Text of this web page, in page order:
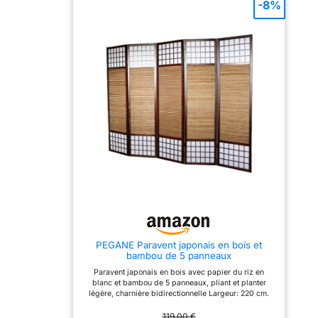
charnières métalliques
solides, livré prêt à
l’emploi. Pliable et
pratique – Se déplace et
se range facilement,
parfait pour les petits
espaces ou les besoins
changeants. Un paravent,
mille usages – Idéal pour
un coin bureau, un espace
détente ou une séparation
discrète dans une pièce.
de grille symétrique
combinée à un paravent
crée un équilibre étonnant
entre fonction et
décoration, ajoutant une
touche d'art asiatique
traditionnel à votre
maison. Rotation et pliage
à 360° : chaque panneau
de séparation de pièce se
connecte à trois
charnières
bidirectionnelles flexibles,
vous permettant de le faire
pivoter à 360° et de le
l'utilisez. Lorsque vous
séparateur de pièce,
pliez-le simplement et
pas d'encombrement,
juste du confort. Installez-
le en zigzag pour plus de
PEGANE Paravent japonais en bois et
bambou de 5 panneaux
Paravent japonais en bois avec papier du riz en
blanc et bambou de 5 panneaux, pliant et planter
légère, charnière bidirectionnelle Largeur: 220 cm.
panneaux 44 cm Poids: 7 kg
-8%